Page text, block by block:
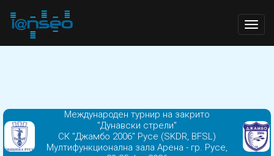
Международен турнир на закрито
"Дунавски стрели"
СК "Джамбо 2006" Русе (SKDR, BFSL)
Мултифункционална зала Арена - гр. Русе,